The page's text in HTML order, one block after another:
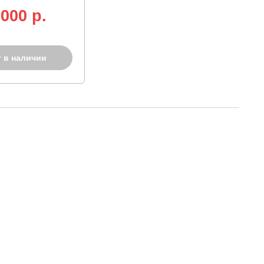
p.
в наличии